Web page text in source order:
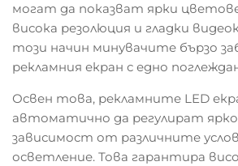
могат да показват ярки
висока резолюция и гладки
този начин минувачите бързо
рекламния екран с едно
Освен това, рекламните LED
автоматично да регулират
зависимост от различните
осветление. Това гарантира